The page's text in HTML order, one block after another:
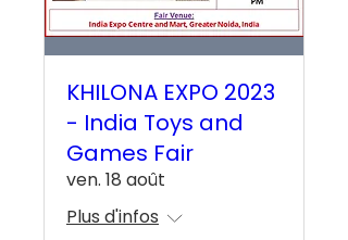
KHILONA EXPO 2023
- India Toys and
Games Fair
ven. 18 août
Plus d'infos